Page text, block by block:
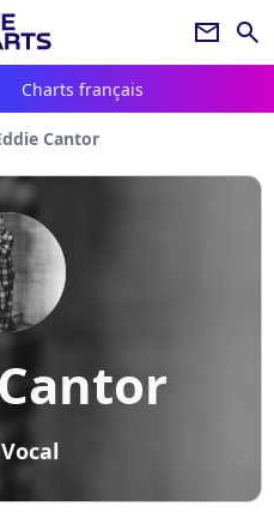
newsletter search
Charts français
Cantor